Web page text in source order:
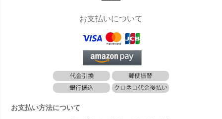
お支払いについて
お支払い方法について